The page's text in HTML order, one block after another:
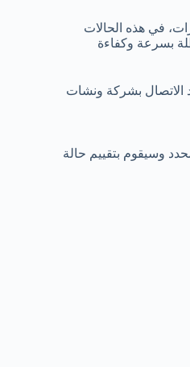
في هذه الحالات
بسرعة وكفاءة
الاتصال بشركة ونشات
وسيقوم بتقييم حالة